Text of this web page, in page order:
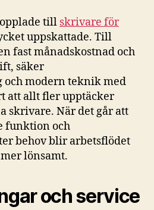
till skrivare för
uppskattade. Till
fast månadskostnad och
säker
modern teknik med
att allt fler upptäcker
skrivare. När det går att
funktion och
behov blir arbetsflödet
lönsamt.
och service